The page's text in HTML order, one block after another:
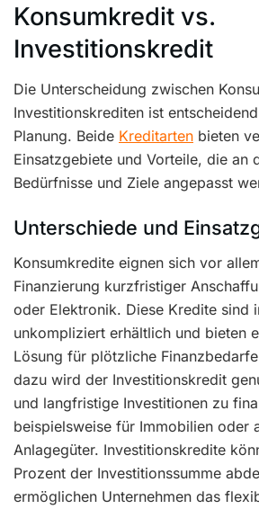
Konsumkredit vs.
Investitionskredit
Die Unterscheidung zwischen
Investitionskrediten ist
Planung. Beide Kreditarten bieten
Einsatzgebiete und Vorteile, die an
Bedürfnisse und Ziele angepasst
Unterschiede und
Konsumkredite eignen sich vor
Finanzierung kurzfristiger
oder Elektronik. Diese Kredite sind
unkompliziert erhältlich und bieten
Lösung für plötzliche
dazu wird der Investitionskredit
und langfristige Investitionen zu
beispielsweise für Immobilien oder
Anlagegüter. Investitionskredite
Prozent der Investitionssumme
ermöglichen Unternehmen das